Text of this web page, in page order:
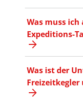
Was muss
Expeditions-
Was ist der
Freizeitkegler